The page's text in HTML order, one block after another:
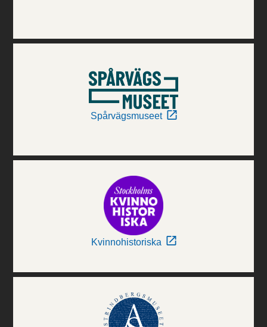
Spårvägsmuseet
Kvinnohistoriska